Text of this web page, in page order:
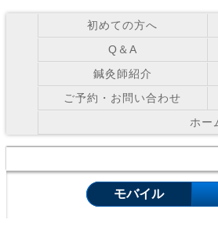
初めての方へ
Q＆A
鍼灸師紹介
ご予約・お問い合わせ
ホー
モバイル